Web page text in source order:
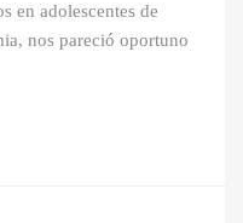
en adolescentes de
nos pareció oportuno